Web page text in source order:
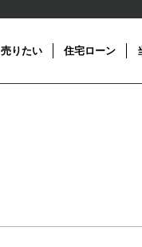
売りたい 住宅ローン